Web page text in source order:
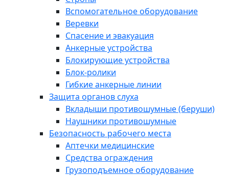
Вспомогательное оборудование
Веревки
Спасение и эвакуация
Анкерные устройства
Блокирующие устройства
Блок-ролики
Гибкие анкерные линии
Защита органов слуха
Вкладыши противошумные (беруши)
Наушники противошумные
Безопасность рабочего места
Аптечки медицинские
Средства ограждения
Грузоподъемное оборудование